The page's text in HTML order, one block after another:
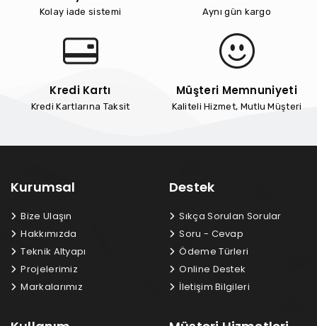
Kolay iade sistemi Aynı gün kargo
Kredi Kartı
Kredi Kartlarına Taksit
Müşteri Memnuniyeti
Kaliteli Hizmet, Mutlu Müşteri
Kurumsal
Bize Ulaşın
Hakkımızda
Teknik Altyapı
Projelerimiz
Markalarımız
Destek
Sıkça Sorulan Sorular
Soru - Cevap
Ödeme Türleri
Online Destek
İletişim Bilgileri